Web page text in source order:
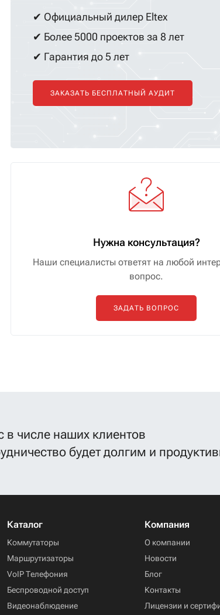
✔ Официальный дилер Eltex
✔ Более 5000 проектов за 8 лет
✔ Гарантия до 5 лет
ЗАКАЗАТЬ БЕСПЛАТНЫЙ АУДИТ
Нужна консультация?
Наши специалисты ответят на любой
вопрос.
ЗАДАТЬ ВОПРОС
числе наших клиентов
будет долгим и
Каталог
Коммутаторы
Маршрутизаторы
VoIP Телефония
Беспроводной доступ
Видеонаблюдение
Компания
О компании
Новости
Блог
Контакты
Лицензии и